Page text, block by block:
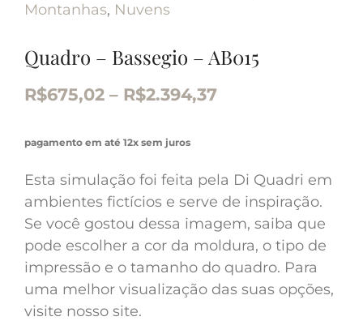
Montanhas, Nuvens
Quadro – Bassegio – AB015
R$675,02 – R$2.394,37
pagamento em até 12x sem juros
Esta simulação foi feita pela Di Quadri em
ambientes fictícios e serve de inspiração.
Se você gostou dessa imagem, saiba que
pode escolher a cor da moldura, o tipo de
impressão e o tamanho do quadro. Para
uma melhor visualização das suas opções,
visite nosso site.